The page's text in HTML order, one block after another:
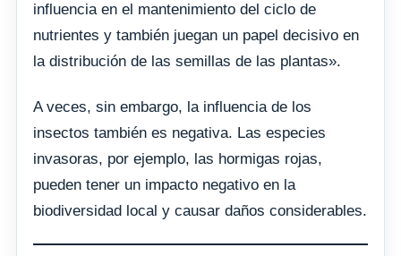
influencia en el mantenimiento del ciclo de
nutrientes y también juegan un papel decisivo en
la distribución de las semillas de las plantas».
A veces, sin embargo, la influencia de los
insectos también es negativa. Las especies
invasoras, por ejemplo, las hormigas rojas,
pueden tener un impacto negativo en la
biodiversidad local y causar daños considerables.